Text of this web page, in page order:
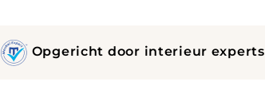
Opgericht door interieur experts